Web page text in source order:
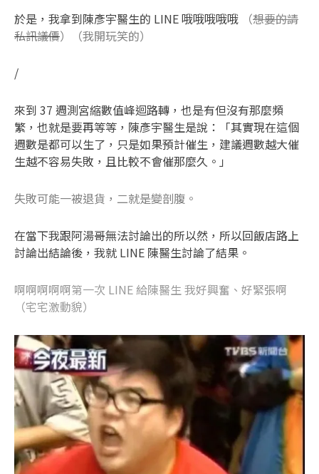
於是，我拿到陳彥宇醫生的 LINE 哦哦哦哦哦 （想要的請
私訊議價）（我開玩笑的）
/
來到 37 週測宮縮數值峰迴路轉，也是有但沒有那麼頻
繁，也就是要再等等，陳彥宇醫生是說：「其實現在這個
週數是都可以生了，只是如果預計催生，建議週數越大催
生越不容易失敗，且比較不會催那麼久。」
失敗可能一被退貨，二就是變剖腹。
在當下我跟阿湯哥無法討論出的所以然，所以回飯店路上
討論出結論後，我就 LINE 陳醫生討論了結果。
啊啊啊啊啊第一次 LINE 給陳醫生 我好興奮、好緊張啊
（宅宅激動貌）